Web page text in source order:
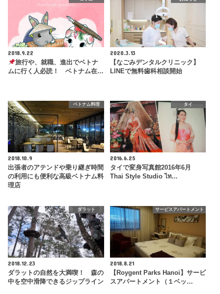
2018.9.22
旅行や、就職、進出でベトナ
ムに行く人必読！ ベトナム在…
2020.3.13
【なごみデンタルクリニック】
LINEで無料歯科相談開始
ベトナム料理
2018.10.9
出張者のアテンドや乗り継ぎ時間
の利用にも便利な高級ベトナム料
理店
タイ
2016.6.25
タイで変身写真館2016年6月
Thai Style Studio ไท…
ダラット
2018.12.23
ダラットの自然を大満喫！ 森の
中を空中滑降できるジップライン
サービスアパートメント
2018.8.21
【Roygent Parks Hanoi】サービ
スアパートメント（１ベッ…